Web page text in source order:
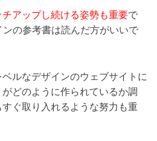
アップし続ける姿勢も重要で
の参考書は読んだ方がいいで
ルなデザインのウェブサイトに
どのように作られているか調
ぐ取り入れるような努力も重